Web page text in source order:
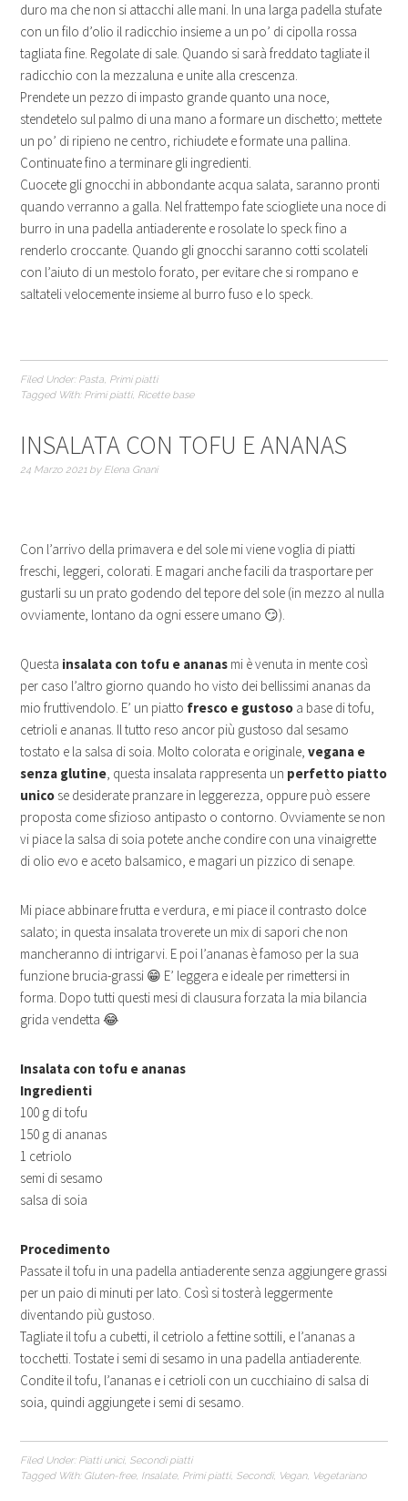
duro ma che non si attacchi alle mani. In una larga padella stufate
con un filo d’olio il radicchio insieme a un po’ di cipolla rossa
tagliata fine. Regolate di sale. Quando si sarà freddato tagliate il
radicchio con la mezzaluna e unite alla crescenza.
Prendete un pezzo di impasto grande quanto una noce,
stendetelo sul palmo di una mano a formare un dischetto; mettete
un po’ di ripieno ne centro, richiudete e formate una pallina.
Continuate fino a terminare gli ingredienti.
Cuocete gli gnocchi in abbondante acqua salata, saranno pronti
quando verranno a galla. Nel frattempo fate sciogliete una noce di
burro in una padella antiaderente e rosolate lo speck fino a
renderlo croccante. Quando gli gnocchi saranno cotti scolateli
con l’aiuto di un mestolo forato, per evitare che si rompano e
saltateli velocemente insieme al burro fuso e lo speck.
Filed Under: Pasta, Primi piatti
Tagged With: Primi piatti, Ricette base
INSALATA CON TOFU E ANANAS
24 Marzo 2021by Elena Gnani
Con l’arrivo della primavera e del sole mi viene voglia di piatti
freschi, leggeri, colorati. E magari anche facili da trasportare per
gustarli su un prato godendo del tepore del sole (in mezzo al nulla
ovviamente, lontano da ogni essere umano 😏).
Questa insalata con tofu e ananas mi è venuta in mente così
per caso l’altro giorno quando ho visto dei bellissimi ananas da
mio fruttivendolo. E’ un piatto fresco e gustoso a base di tofu,
cetrioli e ananas. Il tutto reso ancor più gustoso dal sesamo
tostato e la salsa di soia. Molto colorata e originale,vegana e
senza glutine, questa insalata rappresenta un perfetto piatto
unico se desiderate pranzare in leggerezza, oppure può essere
proposta come sfizioso antipasto o contorno. Ovviamente se non
vi piace la salsa di soia potete anche condire con una vinaigrette
di olio evo e aceto balsamico, e magari un pizzico di senape.
Mi piace abbinare frutta e verdura, e mi piace il contrasto dolce
salato; in questa insalata troverete un mix di sapori che non
mancheranno di intrigarvi. E poi l’ananas è famoso per la sua
funzione brucia-grassi 😁 E’ leggera e ideale per rimettersi in
forma. Dopo tutti questi mesi di clausura forzata la mia bilancia
grida vendetta 😂
Insalata con tofu e ananas
Ingredienti
100 g di tofu
150 g di ananas
1 cetriolo
semi di sesamo
salsa di soia
Procedimento
Passate il tofu in una padella antiaderente senza aggiungere grassi
per un paio di minuti per lato. Così si tosterà leggermente
diventando più gustoso.
Tagliate il tofu a cubetti, il cetriolo a fettine sottili, e l’ananas a
tocchetti. Tostate i semi di sesamo in una padella antiaderente.
Condite il tofu, l’ananas e i cetrioli con un cucchiaino di salsa di
soia, quindi aggiungete i semi di sesamo.
Filed Under: Piatti unici, Secondi piatti
Tagged With: Gluten-free, Insalate, Primi piatti, Secondi, Vegan, Vegetariano